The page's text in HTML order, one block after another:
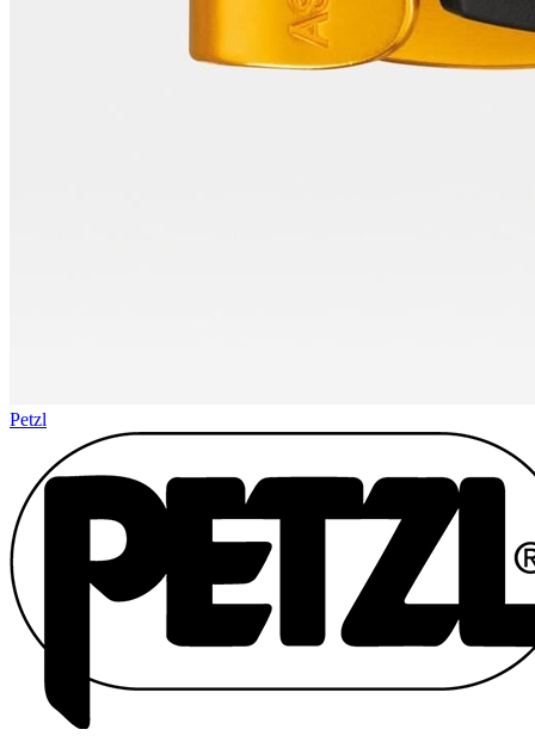
Petzl